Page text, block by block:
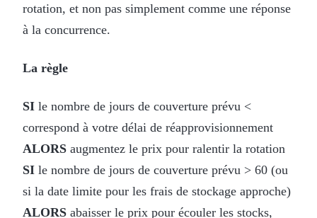
rotation, et non pas simplement comme une réponse
à la concurrence.
La règle
SI le nombre de jours de couverture prévu <
correspond à votre délai de réapprovisionnement
ALORS augmentez le prix pour ralentir la rotation
SI le nombre de jours de couverture prévu > 60 (ou
si la date limite pour les frais de stockage approche)
ALORS abaisser le prix pour écouler les stocks,